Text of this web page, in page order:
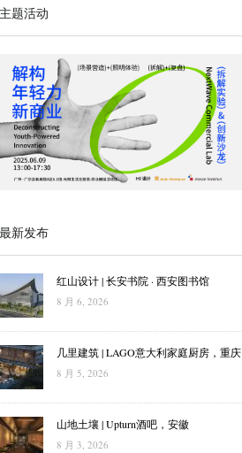
题活动
新发布
红山设计 | 长安书院 · 西安图书馆
8 月 6, 2026
几里建筑 | LAGO意大利家庭厨房，重庆
8 月 5, 2026
山地土壤 | Upturn酒吧，安徽
8 月 3, 2026